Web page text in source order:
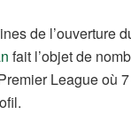
de l’ouverture
fait l’objet de
League où